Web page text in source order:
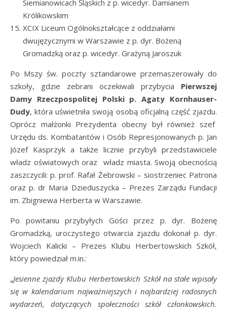
Siemianowicach Śląskich z p. wicedyr. Damianem
Królikowskim
XCIX Liceum Ogólnokształcące z oddziałami
dwujęzycznymi w Warszawie z p. dyr. Bożeną
Gromadzką oraz p. wicedyr. Grażyną Jaroszuk
Po Mszy św. poczty sztandarowe przemaszerowały do
szkoły, gdzie zebrani oczekiwali przybycia Pierwszej
Damy Rzeczpospolitej Polski p. Agaty Kornhauser-
Dudy, która uświetniła swoją osobą oficjalną część zjazdu.
Oprócz małżonki Prezydenta obecny był również szef
Urzędu ds. Kombatantów i Osób Represjonowanych p. Jan
Józef Kasprzyk a także licznie przybyli przedstawiciele
władz oświatowych oraz władz miasta. Swoją obecnością
zaszczycili: p. prof. Rafał Żebrowski – siostrzeniec Patrona
oraz p. dr Maria Dzieduszycka – Prezes Zarządu Fundacji
im. Zbigniewa Herberta w Warszawie.
Po powitaniu przybyłych Gości przez p. dyr. Bożenę
Gromadzką, uroczystego otwarcia zjazdu dokonał p. dyr.
Wojciech Kalicki – Prezes Klubu Herbertowskich Szkół,
który powiedział m.in.:
„Jesienne zjazdy Klubu Herbertowskich Szkół na stałe wpisały
się w kalendarium najważniejszych i najbardziej radosnych
wydarzeń, dotyczących społeczności szkół członkowskich.